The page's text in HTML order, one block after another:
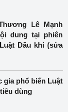
Lê Mạnh
dung tại phiên
Dầu khí (sửa
gia phổ biến Luật
dùng